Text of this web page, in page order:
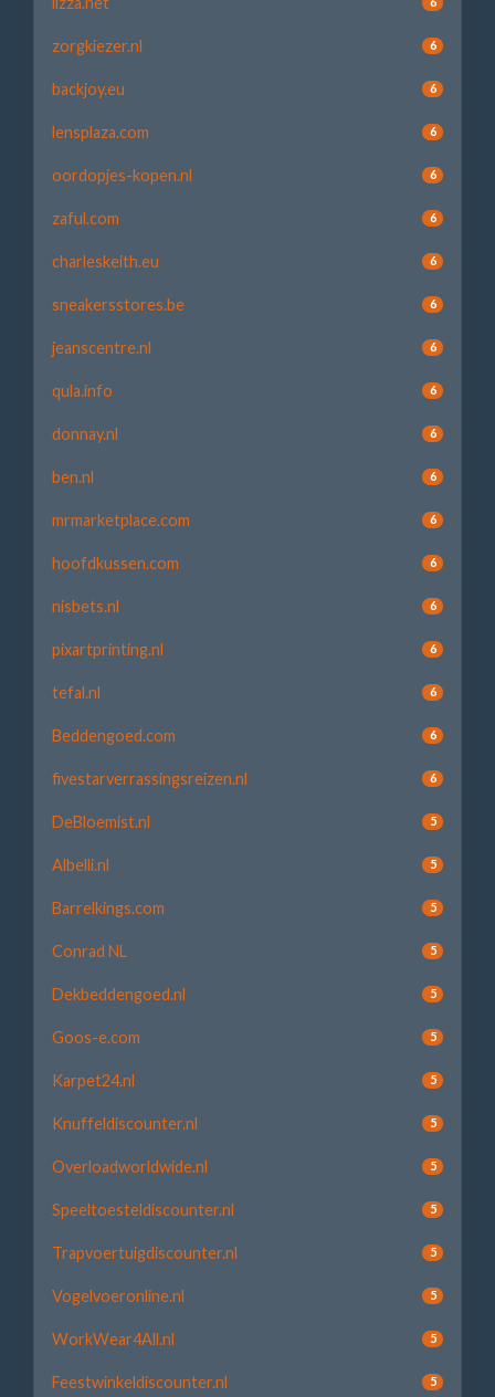
zorgkiezer.nl 6
backjoy.eu 6
lensplaza.com 6
oordopjes-kopen.nl 6
zaful.com 6
charleskeith.eu 6
sneakersstores.be 6
jeanscentre.nl 6
qula.info 6
donnay.nl 6
ben.nl 6
mrmarketplace.com 6
hoofdkussen.com 6
nisbets.nl 6
pixartprinting.nl 6
tefal.nl 6
Beddengoed.com 6
fivestarverrassingsreizen.nl 6
DeBloemist.nl 5
Albelli.nl 5
Barrelkings.com 5
Conrad NL 5
Dekbeddengoed.nl 5
Goos-e.com 5
Karpet24.nl 5
Knuffeldiscounter.nl 5
Overloadworldwide.nl 5
Speeltoesteldiscounter.nl 5
Trapvoertuigdiscounter.nl 5
Vogelvoeronline.nl 5
WorkWear4All.nl 5
Feestwinkeldiscounter.nl 5